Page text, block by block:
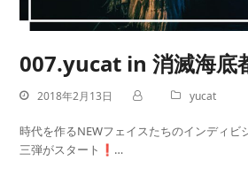
007.yucat in 消滅海底
2018年2月13日 yucat
時代を作るNEWフェイスたちのインディビ
三弾がスタート❗…